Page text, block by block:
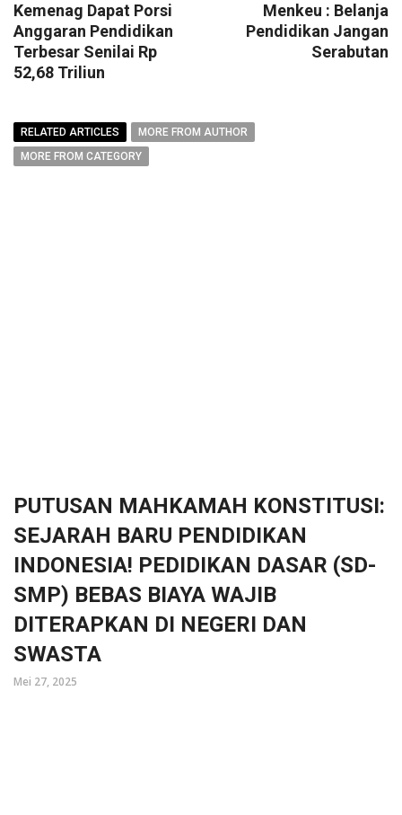
Kemenag Dapat Porsi
Anggaran Pendidikan
Terbesar Senilai Rp
52,68 Triliun
Menkeu : Belanja
Pendidikan Jangan
Serabutan
RELATED ARTICLES
MORE FROM AUTHOR
MORE FROM CATEGORY
PUTUSAN MAHKAMAH KONSTITUSI:
SEJARAH BARU PENDIDIKAN
INDONESIA! PEDIDIKAN DASAR (SD-
SMP) BEBAS BIAYA WAJIB
DITERAPKAN DI NEGERI DAN
SWASTA
Mei 27, 2025